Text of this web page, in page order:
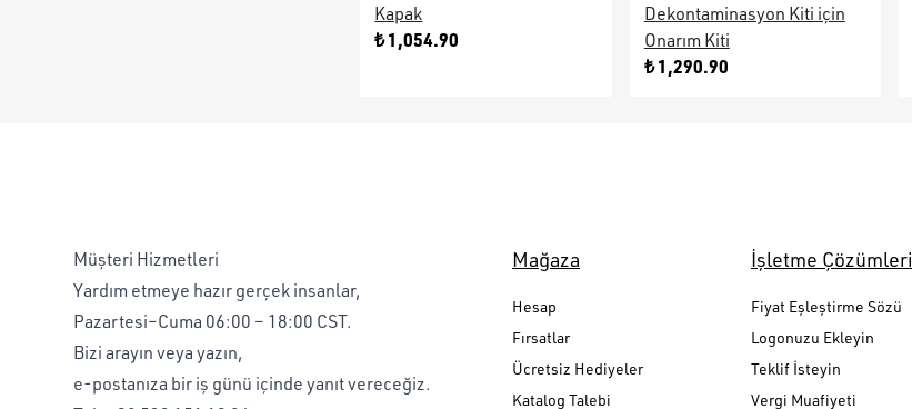
Kapak
₺ 1,054.90
Dekontaminasyon Kiti için
Onarım Kiti
₺ 1,290.90
Müşteri Hizmetleri
Yardım etmeye hazır gerçek insanlar,
Pazartesi–Cuma 06:00 – 18:00 CST.
Bizi arayın veya yazın,
e-postanıza bir iş günü içinde yanıt vereceğiz.
Mağaza
Hesap
Fırsatlar
Ücretsiz Hediyeler
Katalog Talebi
İşletme Çözümleri
Fiyat Eşleştirme Sözü
Logonuzu Ekleyin
Teklif İsteyin
Vergi Muafiyeti